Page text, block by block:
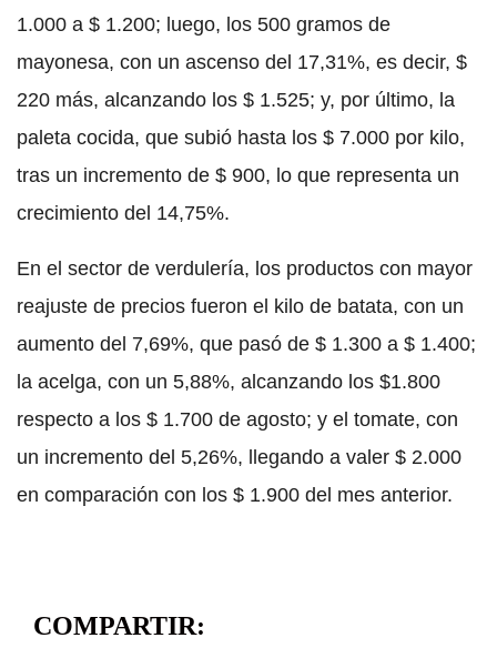
1.000 a $ 1.200; luego, los 500 gramos de
mayonesa, con un ascenso del 17,31%, es decir, $
220 más, alcanzando los $ 1.525; y, por último, la
paleta cocida, que subió hasta los $ 7.000 por kilo,
tras un incremento de $ 900, lo que representa un
crecimiento del 14,75%.
En el sector de verdulería, los productos con mayor
reajuste de precios fueron el kilo de batata, con un
aumento del 7,69%, que pasó de $ 1.300 a $ 1.400;
la acelga, con un 5,88%, alcanzando los $1.800
respecto a los $ 1.700 de agosto; y el tomate, con
un incremento del 5,26%, llegando a valer $ 2.000
en comparación con los $ 1.900 del mes anterior.
COMPARTIR: